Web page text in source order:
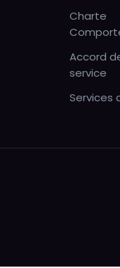
Charte
Accord
service
Services